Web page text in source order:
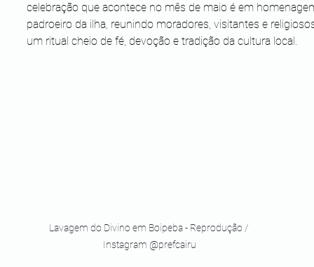
celebração que acontece no mês de maio é em
padroeiro da ilha, reunindo moradores, visitantes e
um ritual cheio de fé, devoção e tradição da cultura local.
Lavagem do Divino em Boipeba - Reprodução /
Instagram @prefcairu